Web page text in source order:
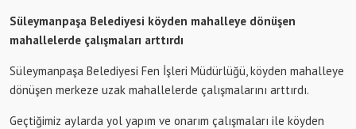
Süleymanpaşa Belediyesi köyden mahalleye dönüşen
mahallelerde çalışmaları arttırdı
Süleymanpaşa Belediyesi Fen İşleri Müdürlüğü, köyden mahalleye
dönüşen merkeze uzak mahallelerde çalışmalarını arttırdı.
Geçtiğimiz aylarda yol yapım ve onarım çalışmaları ile köyden